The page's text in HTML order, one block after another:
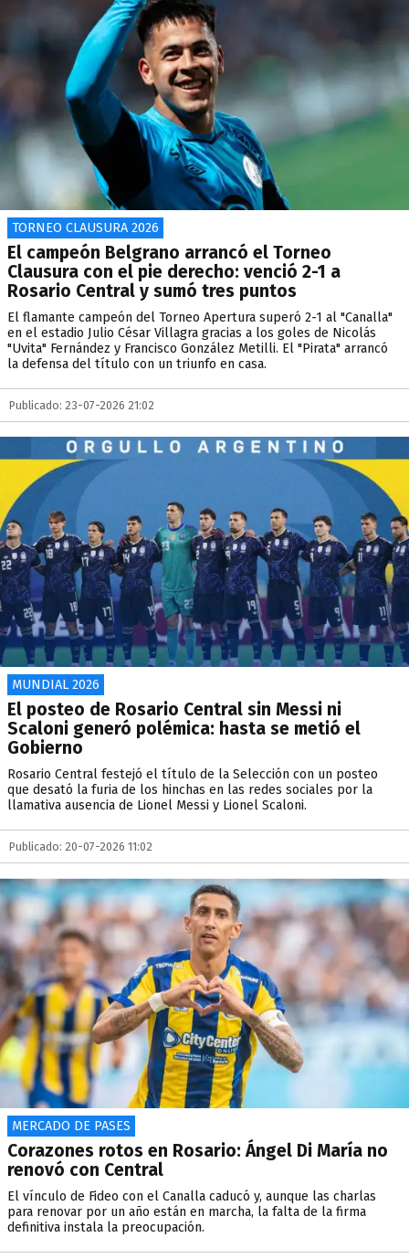
TORNEO CLAUSURA 2026
El campeón Belgrano arrancó el Torneo
Clausura con el pie derecho: venció 2-1 a
Rosario Central y sumó tres puntos
El flamante campeón del Torneo Apertura superó 2-1 al "Canalla"
en el estadio Julio César Villagra gracias a los goles de Nicolás
"Uvita" Fernández y Francisco González Metilli. El "Pirata" arrancó
la defensa del título con un triunfo en casa.
Publicado: 23-07-2026 21:02
MUNDIAL 2026
El posteo de Rosario Central sin Messi ni
Scaloni generó polémica: hasta se metió el
Gobierno
Rosario Central festejó el título de la Selección con un posteo
que desató la furia de los hinchas en las redes sociales por la
llamativa ausencia de Lionel Messi y Lionel Scaloni.
Publicado: 20-07-2026 11:02
MERCADO DE PASES
Corazones rotos en Rosario: Ángel Di María no
renovó con Central
El vínculo de Fideo con el Canalla caducó y, aunque las charlas
para renovar por un año están en marcha, la falta de la firma
definitiva instala la preocupación.